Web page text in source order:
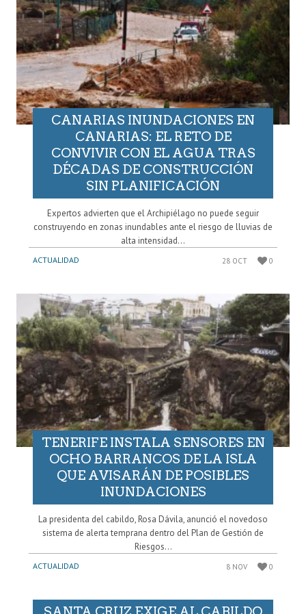
CANARIAS INUNDACIONES EN
CANARIAS: EL RETO DE
CONVIVIR CON EL AGUA TRAS
DÉCADAS DE CONSTRUCCIÓN
SIN PLANIFICACIÓN
Expertos advierten que el Archipiélago no puede seguir
construyendo en zonas inundables ante el riesgo de lluvias de
alta intensidad...
ACTUALIDAD 28 OCT 0
TENERIFE INSTALA SENSORES EN
OCHO BARRANCOS DE LA ISLA
QUE AVISARÁN DE POSIBLES
INUNDACIONES
La presidenta del cabildo, Rosa Dávila, anunció el novedoso
sistema de alerta temprana dentro del Plan de Gestión de
Riesgos...
ACTUALIDAD 8 NOV 0